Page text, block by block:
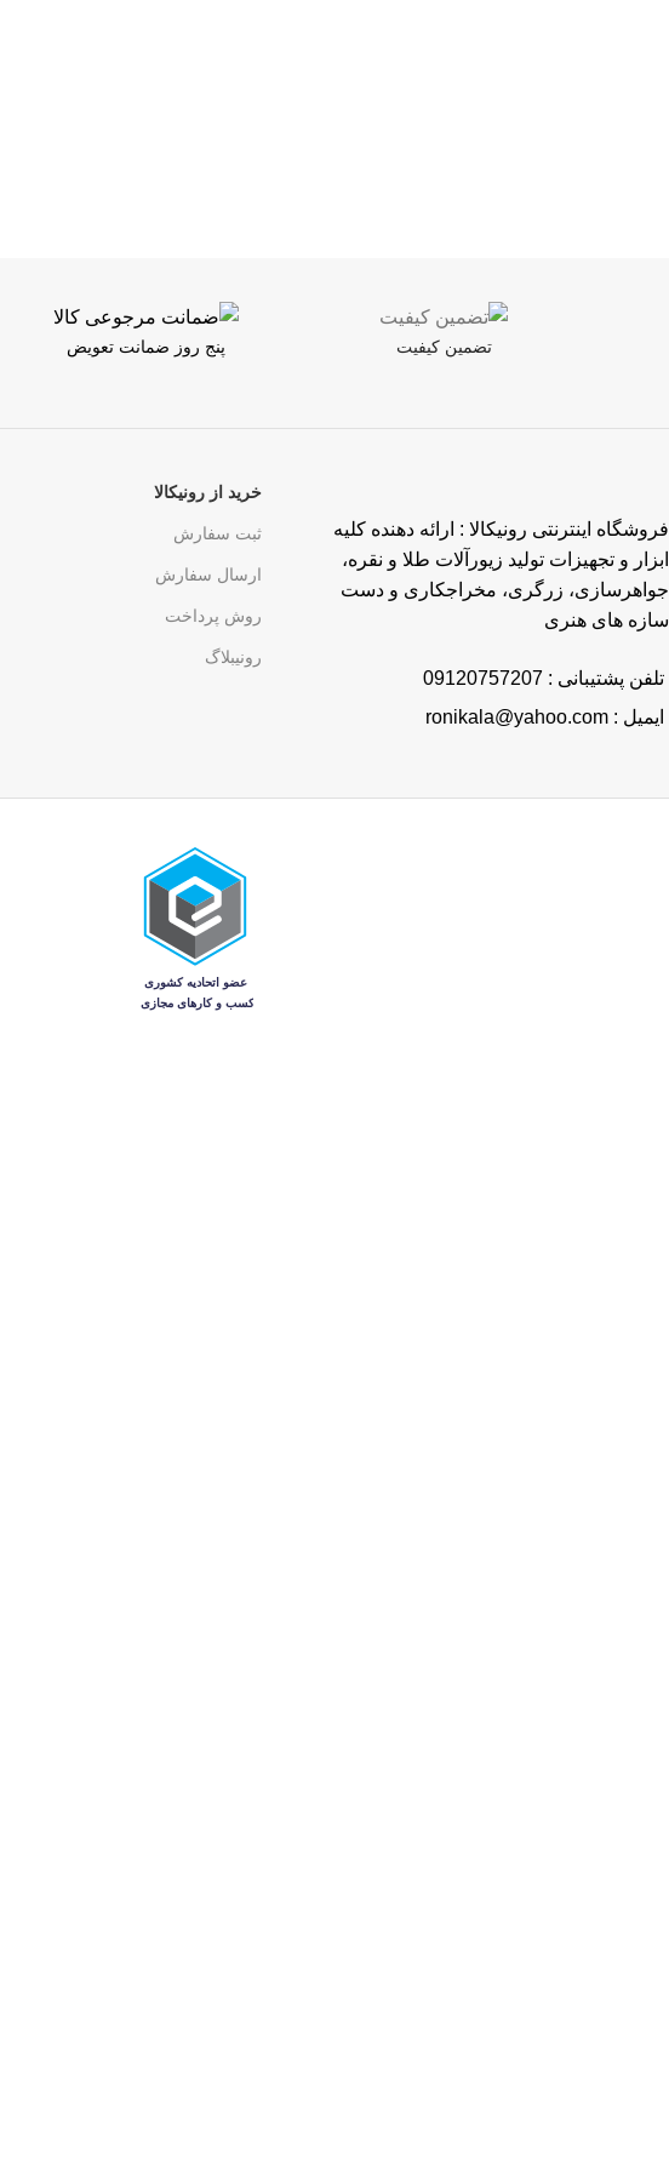
تضمین کیفیت پنج روز ضمانت تعویض
فروشگاه اینترنتی رونیکالا : ارائه دهنده کلیه
ابزار و تجهیزات تولید زیورآلات طلا و نقره،
جواهرسازی، زرگری، مخراجکاری و دست
سازه های هنری
تلفن پشتیبانی : 09120757207
ایمیل : ronikala@yahoo.com
خرید از رونیکالا
ثبت سفارش
ارسال سفارش
روش پرداخت
رونیبلاگ